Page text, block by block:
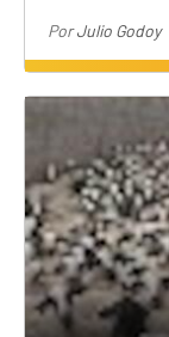
PorJulio Godoy